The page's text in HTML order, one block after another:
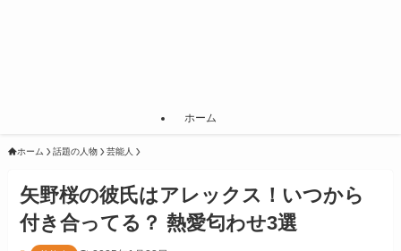
ホーム
ホーム 話題の人物 芸能人
矢野桜の彼氏はアレックス！いつから
付き合ってる？ 熱愛匂わせ3選